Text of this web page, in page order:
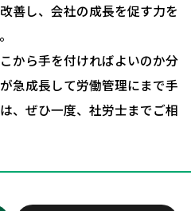
いて
て
約
善し、会社の成長を促す力を
から手を付ければよいのか分
急成長して労働管理にまで手
、ぜひ一度、社労士までご相